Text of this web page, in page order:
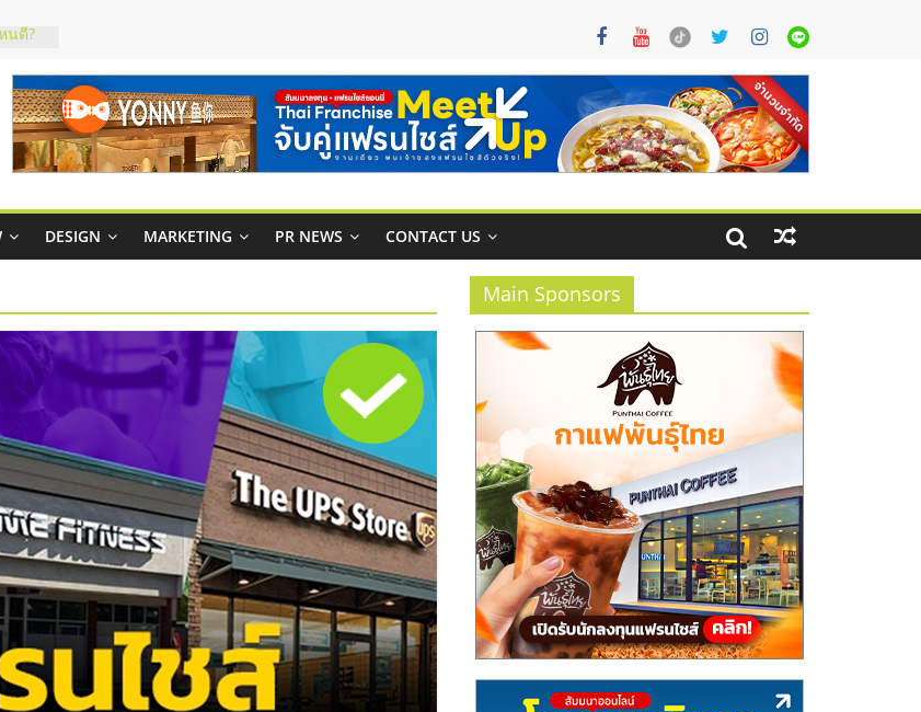
นดี?
ธุรกิจ
านี
รน
DESIGN MARKETING PR NEWS CONTACT US
Main Sponsors